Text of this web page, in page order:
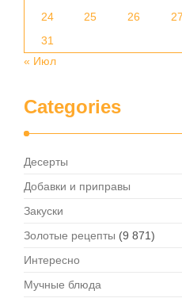
24
25 26 27
31
« Июл
Categories
Десерты
Добавки и приправы
Закуски
Золотые рецепты (9 871)
Интересно
Мучные блюда